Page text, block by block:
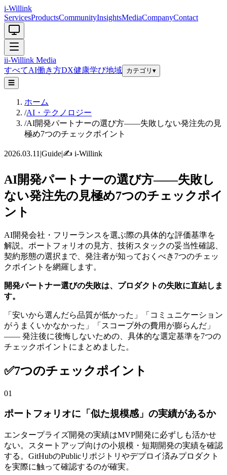
i-Willink
ServicesProductsCommunityInsightsMediaCompanyContact
ii-Willink Media
すべてAI働き方DX健康学び地域 カテゴリ ▾
☰
ホーム
/AI・テクノロジー
/AI開発パートナーの選び方——失敗しない発注先の見
極め7つのチェックポイント
2026.03.11 |Guide|✍️ i-Willink
AI開発パートナーの選び方——失敗し
ない発注先の見極め7つのチェックポイ
ント
AI開発会社・フリーランスを選ぶ際の具体的な評価基準を
解説。ポートフォリオの見方、技術スタックの妥当性確認、
契約形態の選択まで、発注者が知っておくべき7つのチェッ
クポイントを網羅します。
開発パートナー選びの失敗は、プロダクトの失敗に直結しま
す。
「安いから選んだら品質が低かった」「コミュニケーション
がうまくいかなかった」「スコープ外の費用が膨らんだ」
—— 発注後に後悔しないための、具体的な選定基準を7つの
チェックポイントにまとめました。
✅7つのチェックポイント
01
ポートフォリオに「似た規模感」の実績があるか
エンタープライズ開発の実績はMVP開発に必ずしも活かせ
ない。スタートアップ向けの小規模・短期開発の実績を確認
する。GitHubのPublicリポジトリやデプロイ済みプロダクト
を実際に触って確認するのが確実。